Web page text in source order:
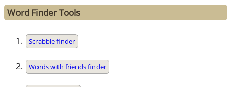
Word Finder Tools
Scrabble finder
Words with friends finder